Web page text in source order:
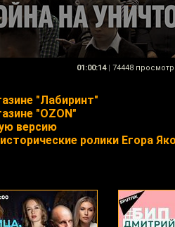
01:00:14 | 74448
"Лабиринт"
"OZON"
версию
ролики Егора